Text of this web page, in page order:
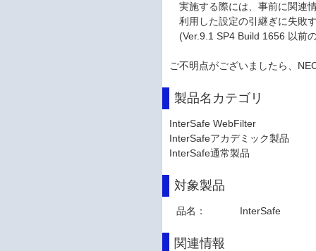
実施する際には、事前に関連
利用した設定の引継ぎに失敗
(Ver.9.1 SP4 Build 1656 以前
ご不明点がございましたら、
製品名カテゴリ
InterSafe WebFilter
InterSafeアカデミック製品
InterSafe通常製品
対象製品
品名： InterSafe
関連情報